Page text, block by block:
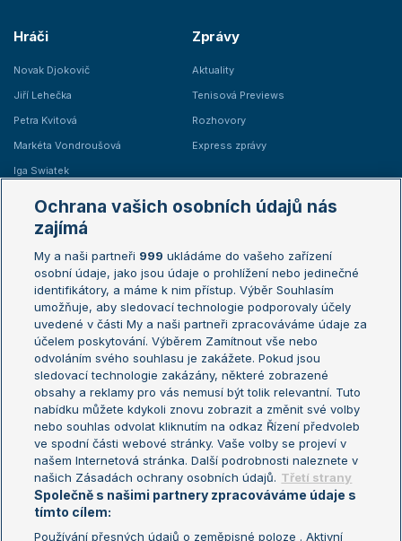
Hráči
Novak Djokovič
Jiří Lehečka
Petra Kvitová
Markéta Vondroušová
Iga Swiatek
Zprávy
Aktuality
Tenisová Previews
Rozhovory
Express zprávy
Žebříčky
Žebříček ATP (muži)
Žebříček WTA (ženy)
Sázkařský žebříček
Australian Open
French Open
Wimbledon
US Open
Turnaj mistrů
Turnaj mistryň
Aktualní trendy
Fotbalové přestupy
Livesport Daily
LS Prague Open
Ochrana vašich osobních údajů nás
zajímá
My a naši partneři 999 ukládáme do vašeho zařízení
osobní údaje, jako jsou údaje o prohlížení nebo jedinečné
identifikátory, a máme k nim přístup. Výběr Souhlasím
umožňuje, aby sledovací technologie podporovaly účely
uvedené v části My a naši partneři zpracováváme údaje za
účelem poskytování. Výběrem Zamítnout vše nebo
odvoláním svého souhlasu je zakážete. Pokud jsou
sledovací technologie zakázány, některé zobrazené
obsahy a reklamy pro vás nemusí být tolik relevantní. Tuto
nabídku můžete kdykoli znovu zobrazit a změnit své volby
nebo souhlas odvolat kliknutím na odkaz Řízení předvoleb
ve spodní části webové stránky. Vaše volby se projeví v
našem Internetová stránka. Další podrobnosti naleznete v
našich Zásadách ochrany osobních údajů. Třetí strany
Společně s našimi partnery zpracováváme údaje s
tímto cílem:
Používání přesných údajů o zeměpisné poloze . Aktivní